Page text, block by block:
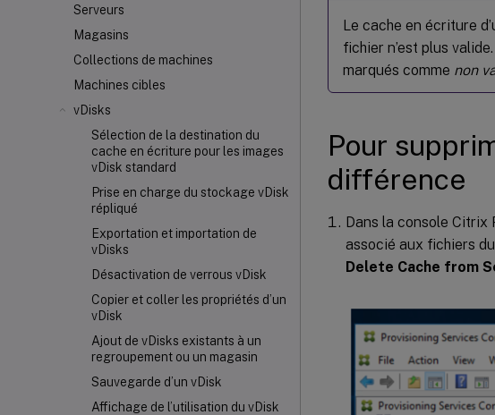
Serveurs
Magasins
Collections de machines
Machines cibles
vDisks
Sélection de la destination du
cache en écriture pour les images
vDisk standard
Prise en charge du stockage vDisk
répliqué
Exportation et importation de
vDisks
Désactivation de verrous vDisk
Copier et coller les propriétés d’un
vDisk
Ajout de vDisks existants à un
regroupement ou un magasin
Sauvegarde d’un vDisk
Affichage de l’utilisation du vDisk
Le cache en écriture
fichier n’est plus
marqués comme non
Pour
différence
Dans la console Citrix
associé aux fichiers
Delete Cache from